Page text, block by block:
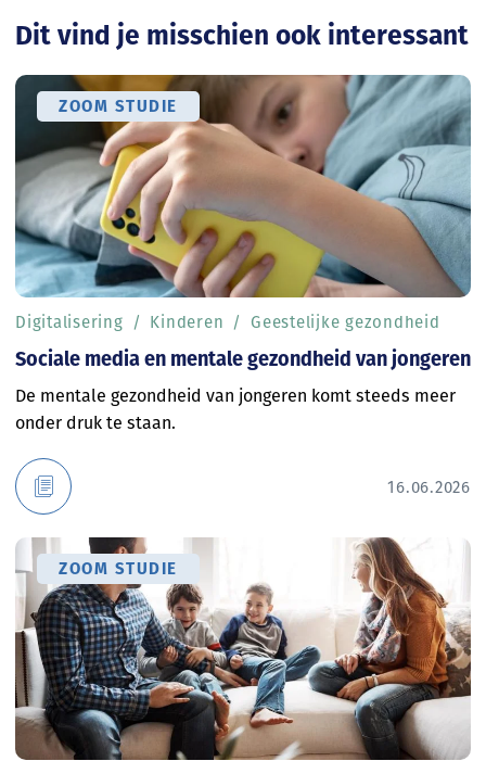
Dit vind je misschien ook interessant
Sociale media en mentale gezondheid van jongeren
ZOOM STUDIE
De mentale gezondheid van jongeren komt steeds meer
onder druk te staan.
Digitalisering Kinderen Geestelijke gezondheid
16.06.2026
ZOOM STUDIE